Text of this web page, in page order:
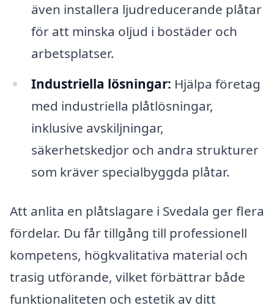
även installera ljudreducerande plåtar
för att minska oljud i bostäder och
arbetsplatser.
Industriella lösningar: Hjälpa företag
med industriella plåtlösningar,
inklusive avskiljningar,
säkerhetskedjor och andra strukturer
som kräver specialbyggda plåtar.
Att anlita en plåtslagare i Svedala ger flera
fördelar. Du får tillgång till professionell
kompetens, högkvalitativa material och
trasig utförande, vilket förbättrar både
funktionaliteten och estetik av ditt